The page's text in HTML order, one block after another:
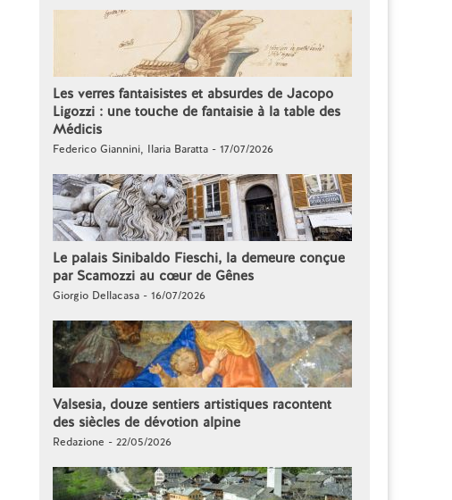
Les verres fantaisistes et absurdes de Jacopo
Ligozzi : une touche de fantaisie à la table des
Médicis
Federico Giannini, Ilaria Baratta - 17/07/2026
Le palais Sinibaldo Fieschi, la demeure conçue
par Scamozzi au cœur de Gênes
Giorgio Dellacasa - 16/07/2026
Valsesia, douze sentiers artistiques racontent
des siècles de dévotion alpine
Redazione - 22/05/2026